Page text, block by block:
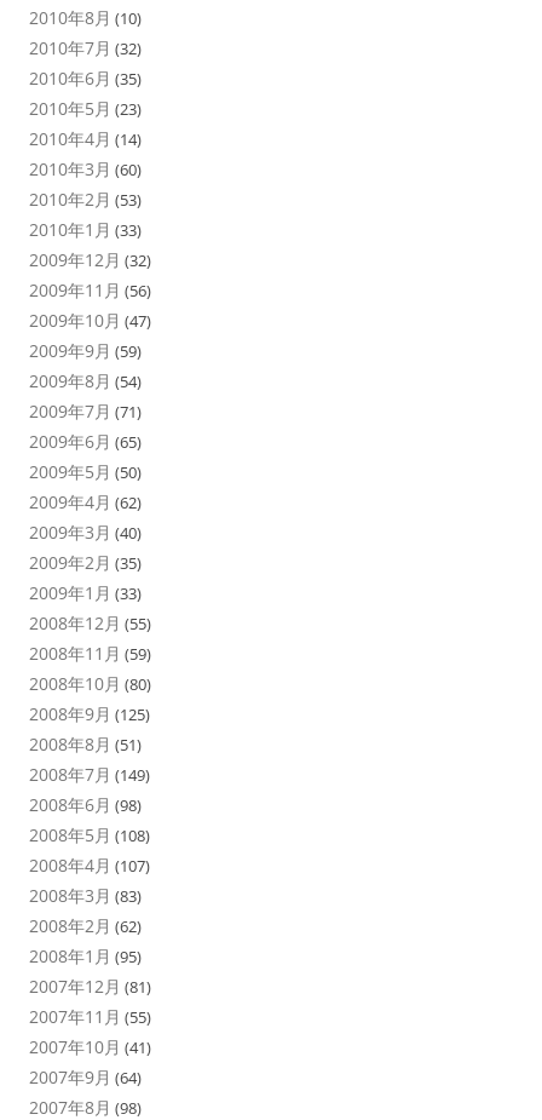
2010年8月 (10)
2010年7月 (32)
2010年6月 (35)
2010年5月 (23)
2010年4月 (14)
2010年3月 (60)
2010年2月 (53)
2010年1月 (33)
2009年12月 (32)
2009年11月 (56)
2009年10月 (47)
2009年9月 (59)
2009年8月 (54)
2009年7月 (71)
2009年6月 (65)
2009年5月 (50)
2009年4月 (62)
2009年3月 (40)
2009年2月 (35)
2009年1月 (33)
2008年12月 (55)
2008年11月 (59)
2008年10月 (80)
2008年9月 (125)
2008年8月 (51)
2008年7月 (149)
2008年6月 (98)
2008年5月 (108)
2008年4月 (107)
2008年3月 (83)
2008年2月 (62)
2008年1月 (95)
2007年12月 (81)
2007年11月 (55)
2007年10月 (41)
2007年9月 (64)
2007年8月 (98)